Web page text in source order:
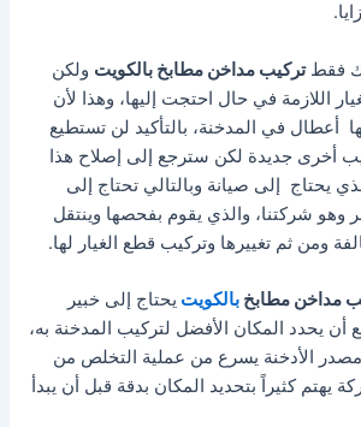
فقطتركيب مداخن مطابخ بالكويت ولكن
اللازمة في حال احتجت إليها، وهذا لأن
أعطال في المدخنة، بالتأكيد لن تستطيع
أخرى جديدة لكن سترجع إلى إصلاح هذا
يحتاج إلى صيانة وبالتالي تحتاج إلى
شركتنا، والذي يقوم بفحصها وينتقل
ومن ثم تغييرها وتركيب قطع الغيار لها.
مداخن مطابخبالكويت يحتاج إلى خبير
يحدد المكان الأفضل لتركيب المدخنة به،
الأدخنة يسرع من عملية التخلص من
يهتم كثيراً بتحديد المكان بدقة قبل أن يبدأ